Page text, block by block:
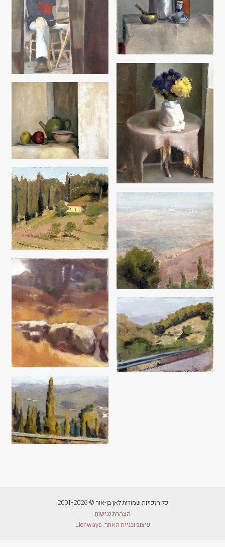
כל הזכויות שמורות לאן בן-אור © 2001-2026
הצהרת נגישות
עיצוב ובניית האתר: Lionways